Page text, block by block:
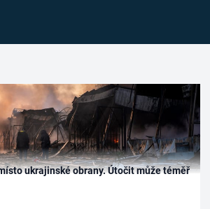
ukrajinské obrany. Útočit může téměř